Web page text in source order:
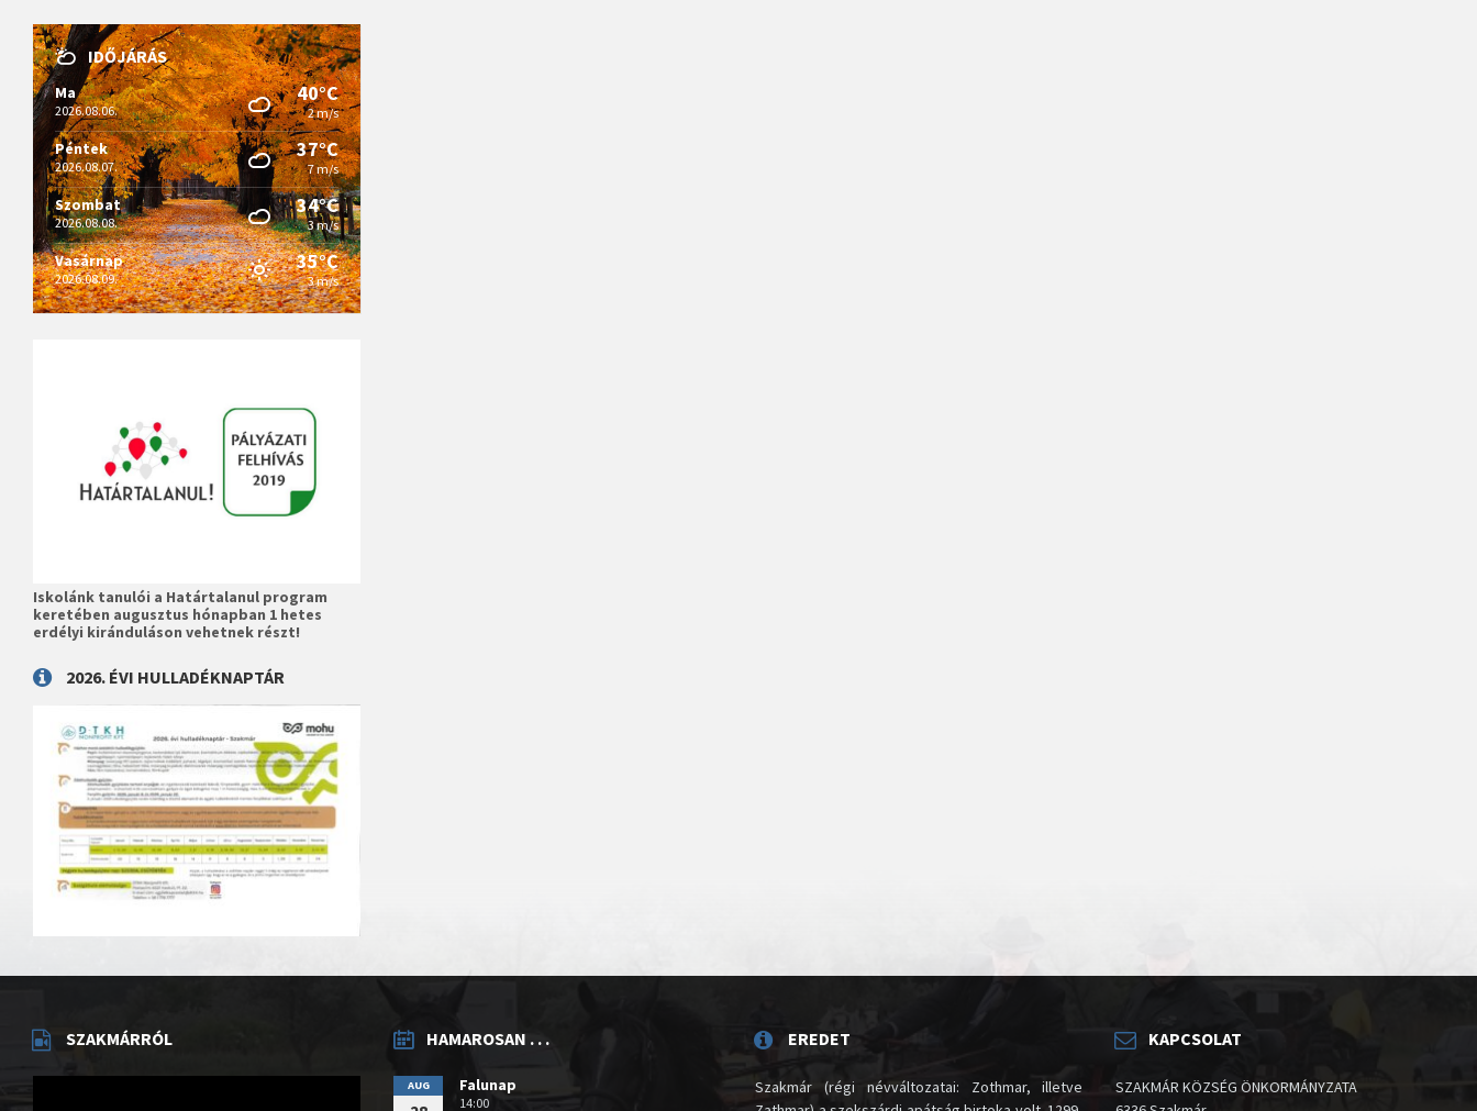
IDŐJÁRÁS
Ma
2026.08.06.
40°C
2 m/s
Péntek
2026.08.07.
37°C
7 m/s
Szombat
2026.08.08.
34°C
3 m/s
Vasárnap
2026.08.09.
35°C
3 m/s
Iskolánk tanulói a Határtalanul program
keretében augusztus hónapban 1 hetes
erdélyi kiránduláson vehetnek részt!
2026. ÉVI HULLADÉKNAPTÁR
SZAKMÁRRÓL HAMAROSAN . . .
AUG Falunap
14:00
EREDET
Szakmár (régi névváltozatai: Zothmar, illetve
KAPCSOLAT
SZAKMÁR KÖZSÉG ÖNKORMÁNYZATA